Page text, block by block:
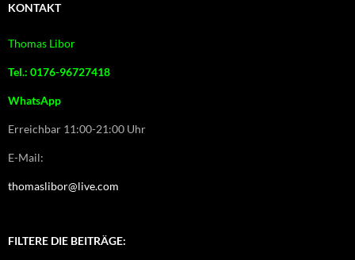
KONTAKT
Thomas Libor
Tel.: 0176-96727418
WhatsApp
Erreichbar 11:00-21:00 Uhr
E-Mail:
thomaslibor@live.com
FILTERE DIE BEITRÄGE: